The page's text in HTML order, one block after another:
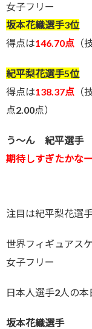
女子フリー
坂本花織選手3位
得点は146.70点 （
紀平梨花選手5位
得点は138.37点 （
点2.00点）
う～ん 紀平選手
期待しすぎたかなー
注目は紀平梨花選
世界フィギュアス
女子フリー
日本人選手2人の
坂本花織選手